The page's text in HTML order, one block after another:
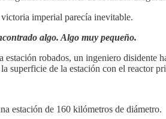
imperial parecía inevitable.
algo. Algo muy pequeño.
estación robados, un ingeniero disidente
superficie de la estación con el reactor
estación de 160 kilómetros de diámetro.